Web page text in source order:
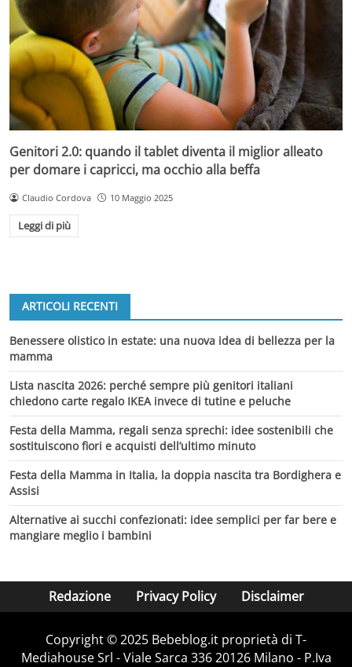
Genitori 2.0: quando il tablet diventa il miglior alleato
per domare i capricci, ma occhio alla beffa
Claudio Cordova 10 Maggio 2025
Leggi di più
ARTICOLI RECENTI
Benessere olistico in estate: una nuova idea di bellezza per la
mamma
Lista nascita 2026: perché sempre più genitori italiani
chiedono carte regalo IKEA invece di tutine e peluche
Festa della Mamma, regali senza sprechi: idee sostenibili che
sostituiscono fiori e acquisti dell’ultimo minuto
Festa della Mamma in Italia, la doppia nascita tra Bordighera e
Assisi
Alternative ai succhi confezionati: idee semplici per far bere e
mangiare meglio i bambini
Redazione Privacy Policy Disclaimer
Copyright © 2025 Bebeblog.it proprietà di T-
Mediahouse Srl - Viale Sarca 336 20126 Milano - P.Iva